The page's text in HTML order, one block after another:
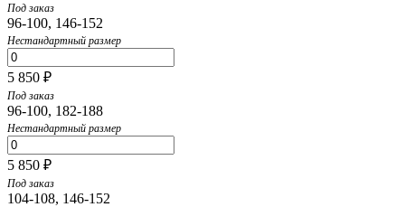
Под заказ
96-100, 146-152
Нестандартный размер
5 850 ₽
Под заказ
96-100, 182-188
Нестандартный размер
5 850 ₽
Под заказ
104-108, 146-152